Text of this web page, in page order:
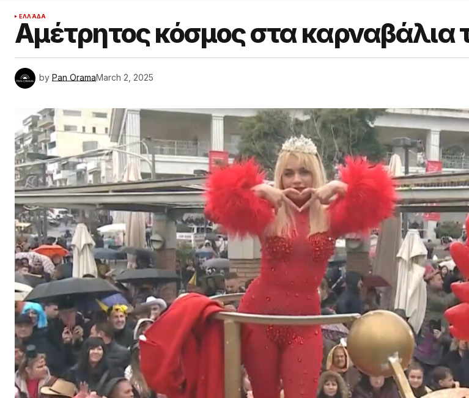
ΕΛΛΆΔΑ
Αμέτρητος κόσμος στα καρναβάλια
by Pan OramaMarch 2, 2025